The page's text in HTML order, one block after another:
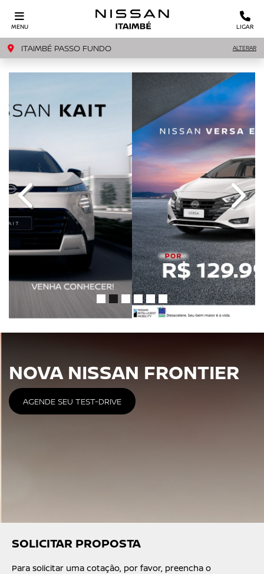
MENU LIGAR
ITAIMBÉ PASSO FUNDO ALTERAR
templates.template-
SOLICITAR PROPOSTA
Para solicitar uma cotação, por favor, preencha o
NOVA NISSAN FRONTIER
AGENDE SEU TEST-DRIVE